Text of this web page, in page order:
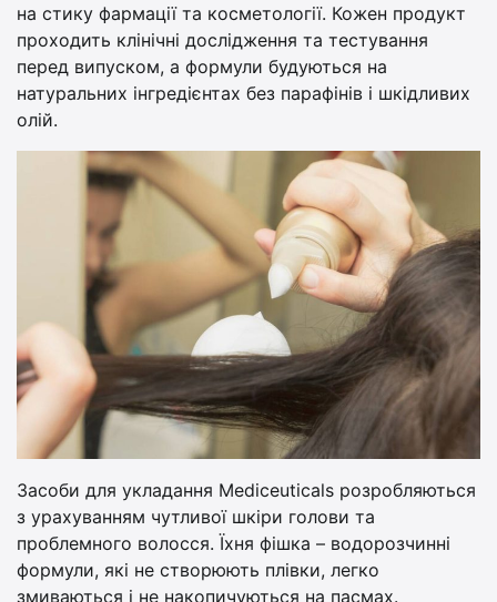
на стику фармації та косметології. Кожен продукт
проходить клінічні дослідження та тестування
перед випуском, а формули будуються на
натуральних інгредієнтах без парафінів і шкідливих
олій.
Засоби для укладання Mediceuticals розробляються
з урахуванням чутливої шкіри голови та
проблемного волосся. Їхня фішка – водорозчинні
формули, які не створюють плівки, легко
змиваються і не накопичуються на пасмах.